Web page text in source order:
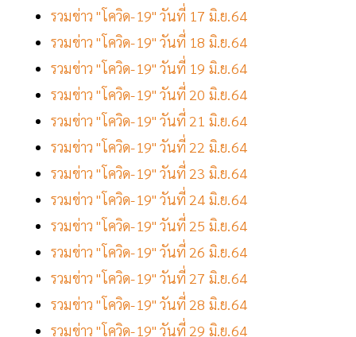
รวมข่าว "โควิด-19" วันที่ 17 มิ.ย.64
รวมข่าว "โควิด-19" วันที่ 18 มิ.ย.64
รวมข่าว "โควิด-19" วันที่ 19 มิ.ย.64
รวมข่าว "โควิด-19" วันที่ 20 มิ.ย.64
รวมข่าว "โควิด-19" วันที่ 21 มิ.ย.64
รวมข่าว "โควิด-19" วันที่ 22 มิ.ย.64
รวมข่าว "โควิด-19" วันที่ 23 มิ.ย.64
รวมข่าว "โควิด-19" วันที่ 24 มิ.ย.64
รวมข่าว "โควิด-19" วันที่ 25 มิ.ย.64
รวมข่าว "โควิด-19" วันที่ 26 มิ.ย.64
รวมข่าว "โควิด-19" วันที่ 27 มิ.ย.64
รวมข่าว "โควิด-19" วันที่ 28 มิ.ย.64
รวมข่าว "โควิด-19" วันที่ 29 มิ.ย.64